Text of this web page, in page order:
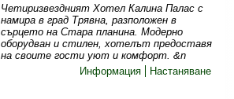
Четиризвездният Хотел Калина Палас с
намира в град Трявна, разположен в
сърцето на Стара планина. Модерно
оборудван и стилен, хотелът предоставя
на своите гости уют и комфорт. &n
Информация
Настаняване